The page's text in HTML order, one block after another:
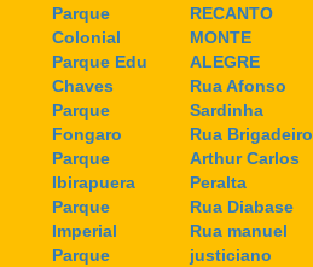
Parque
Colonial
Parque Edu
Chaves
Parque
Fongaro
Parque
Ibirapuera
Parque
Imperial
Parque
RECANTO
MONTE
ALEGRE
Rua Afonso
Sardinha
Rua Brigadeiro
Arthur Carlos
Peralta
Rua Diabase
Rua manuel
justiciano